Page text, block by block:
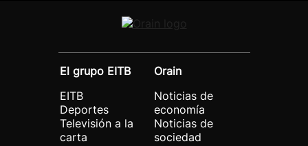
El grupo EITB
EITB
Deportes
Televisión a la
carta
Orain
Noticias de
economía
Noticias de
sociedad